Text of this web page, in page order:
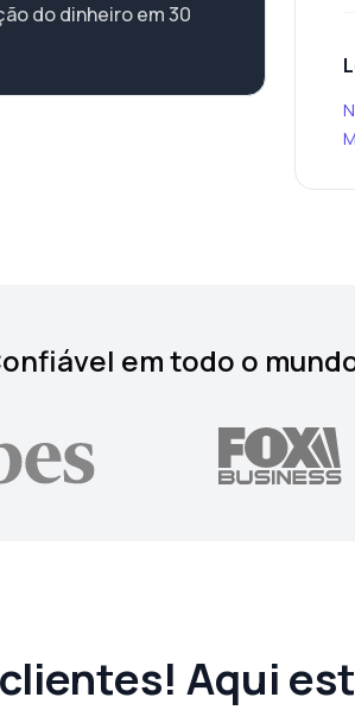
do dinheiro em 30
em todo o
clientes! Aqui